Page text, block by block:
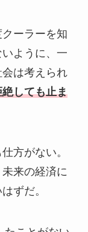
ーラーを知
ように、一
は考えられ
しても止ま
方がない。
来の経済に
ずだ。